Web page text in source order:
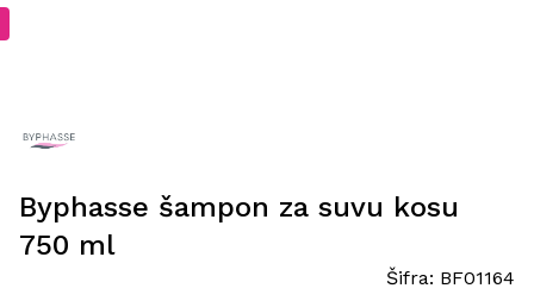
Byphasse šampon za suvu kosu
750 ml
Šifra: BF01164